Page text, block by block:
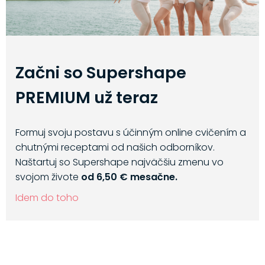
Začni so Supershape
PREMIUM už teraz
Formuj svoju postavu s účinným online cvičením a
chutnými receptami od našich odborníkov.
Naštartuj so Supershape najväčšiu zmenu vo
svojom živote od 6,50 € mesačne.
Idem do toho